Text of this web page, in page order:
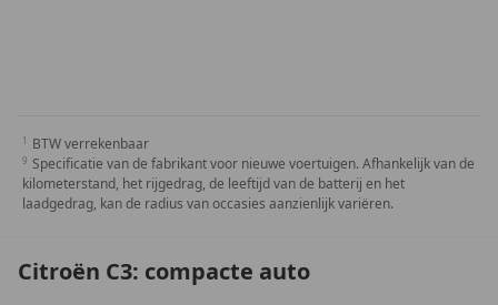
BTW verrekenbaar
Specificatie van de fabrikant voor nieuwe voertuigen. Afhankelijk van de
kilometerstand, het rijgedrag, de leeftijd van de batterij en het
laadgedrag, kan de radius van occasies aanzienlijk variëren.
Citroën C3: compacte auto